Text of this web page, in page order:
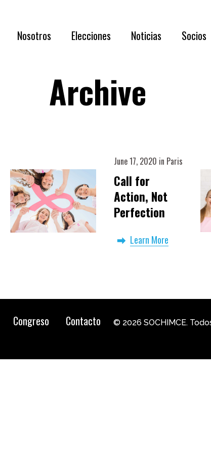
Nosotros
Acerca de Nosotros
Directorio 2026 – 2028
Elecciones
RESULTADOS
Asamblea
Noticias Socios
Directorio
Archive
June 17, 2020 in Paris
Call for
Action, Not
Perfection
Learn More
Congreso Contacto
© 2026 SOCHIMCE.